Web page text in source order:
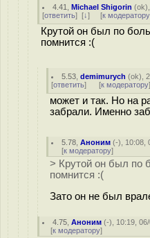
4.41 ,Michael Shigorin (ok
[ответить] [↓] [к модератору
Крутой он был по
помнится :(
5.53 ,demimurych (ok),
[ответить] [к модератору]
может и так. Но на
забрали. Именно
5.78 ,Аноним (-), 10:08,
[к модератору]
> Крутой он был по
помнится :(
Зато он не был
4.75 ,Аноним (-), 10:19,
[к модератору]